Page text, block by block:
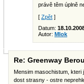
právě těm úplně
[ Zpět ]
Datum:
Autor: Mlok
Re: Greenway
Mensim masochistum,
dost strasny - ostre